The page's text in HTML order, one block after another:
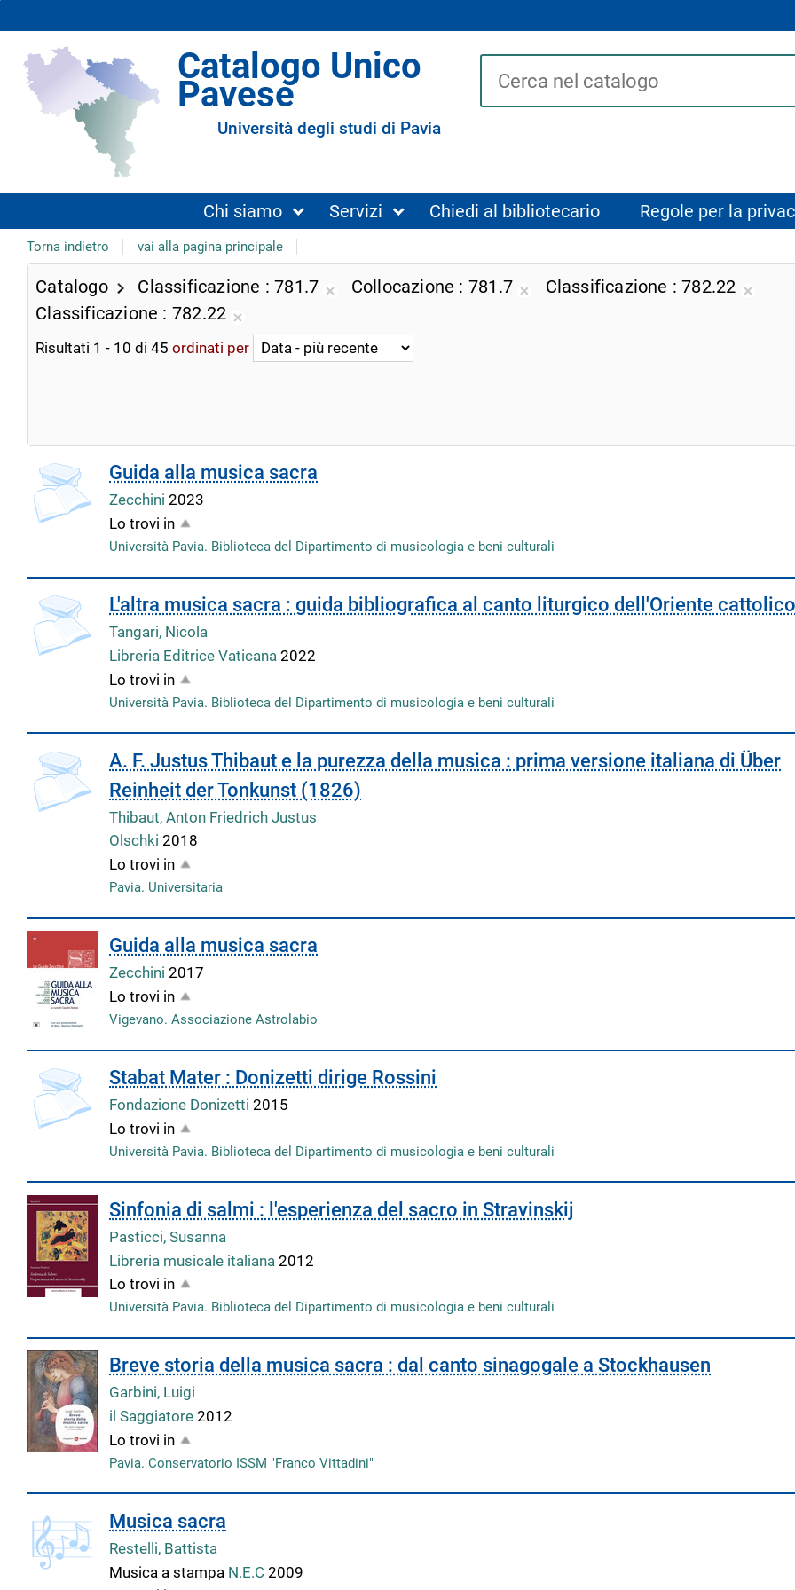
Catalogo Unico
Pavese
Università degli studi di Pavia
Cerca su "Catalogo"
Chi siamo Servizi Chiedi al bibliotecario Regole per la
Torna indietro vai alla pagina principale
Catalogo Classificazione
781.7
ricerca
corrente
Collocazione
781.7
Classificazione
782.22
Classificazione
782.22
Rimuovi
dalla
Risultati 1 - 10 di45 ordinati per
Guida alla musica sacra
Zecchini2023
Lo trovi in
Università Pavia. Biblioteca del Dipartimento di musicologia e beni culturali
L'altra musica sacra : guida bibliografica al canto liturgico dell'Oriente
Tangari, Nicola
Libreria Editrice Vaticana2022
Lo trovi in
Università Pavia. Biblioteca del Dipartimento di musicologia e beni culturali
A. F. Justus Thibaut e la purezza della musica : prima versione italiana di Über
Reinheit der Tonkunst (1826)
Thibaut, Anton Friedrich Justus
Olschki2018
Lo trovi in
Pavia. Universitaria
Guida alla musica sacra
Zecchini2017
Lo trovi in
Vigevano. Associazione Astrolabio
Stabat Mater : Donizetti dirige Rossini
Fondazione Donizetti2015
Lo trovi in
Università Pavia. Biblioteca del Dipartimento di musicologia e beni culturali
Sinfonia di salmi : l'esperienza del sacro in Stravinskij
Pasticci, Susanna
Libreria musicale italiana2012
Lo trovi in
Università Pavia. Biblioteca del Dipartimento di musicologia e beni culturali
Breve storia della musica sacra : dal canto sinagogale a Stockhausen
Garbini, Luigi
il Saggiatore2012
Lo trovi in
Pavia. Conservatorio ISSM "Franco Vittadini"
Musica sacra
Restelli, Battista
Musica a stampa N.E.C2009